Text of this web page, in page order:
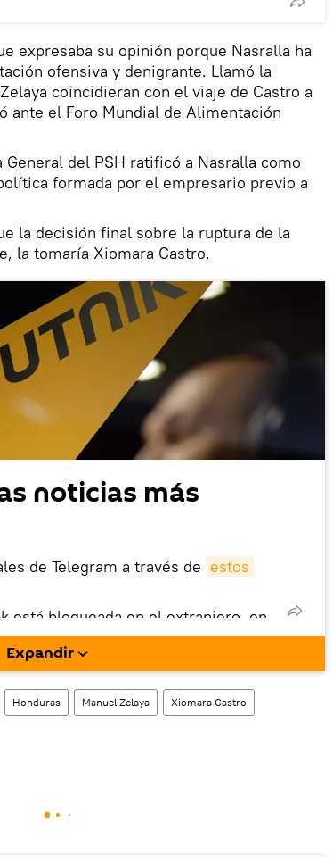
expresaba su opinión porque Nasralla ha
ofensiva y denigrante. Llamó la
coincidieran con el viaje de Castro a
ante el Foro Mundial de Alimentación
General del PSH ratificó a Nasralla como
formada por el empresario previo a
la decisión final sobre la ruptura de la
la tomaría Xiomara Castro.
noticias más
de Telegram a través de estos
está bloqueada en el extranjero, en
e instalarla en tu dispositivo
en la red social rusa VK .
Expandir
Honduras Manuel Zelaya Xiomara Castro